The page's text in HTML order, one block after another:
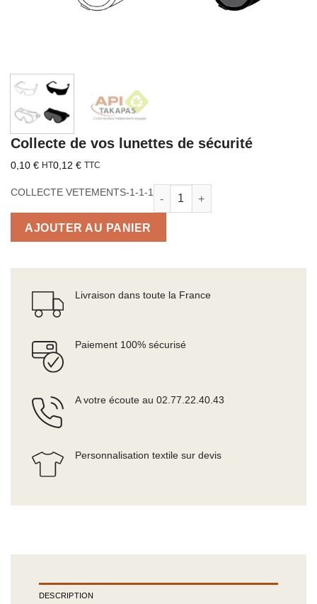
Collecte de vos lunettes de sécurité
0,10 € HT0,12 € TTC
COLLECTE VETEMENTS-1-1-1 quantité de Collecte de vos
AJOUTER AU PANIER
Livraison dans toute la France
Paiement 100% sécurisé
A votre écoute au 02.77.22.40.43
Personnalisation textile sur devis
DESCRIPTION